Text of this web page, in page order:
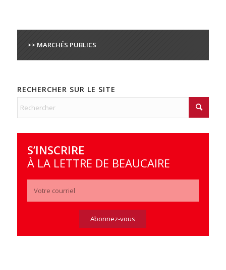
>> MARCHÉS PUBLICS
RECHERCHER SUR LE SITE
S’INSCRIRE
À LA LETTRE DE BEAUCAIRE